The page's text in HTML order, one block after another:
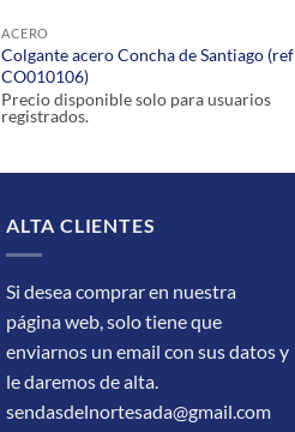
ACERO
Colgante acero Concha de Santiago (ref
CO010106)
Precio disponible solo para usuarios
registrados.
ALTA CLIENTES
Si desea comprar en nuestra
página web, solo tiene que
enviarnos un email con sus datos y
le daremos de alta.
sendasdelnortesada@gmail.com